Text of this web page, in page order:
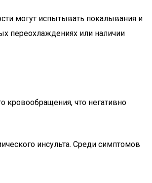
могут испытывать покалывания и
переохлаждениях или наличии
кровообращения, что негативно
инсульта. Среди симптомов